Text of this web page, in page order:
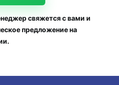
свяжется с вами и
предложение на